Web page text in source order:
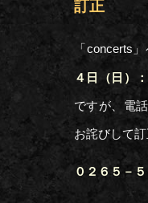
訂正
「concerts
４日（日）
ですが、電
お詫びして
０２６５－